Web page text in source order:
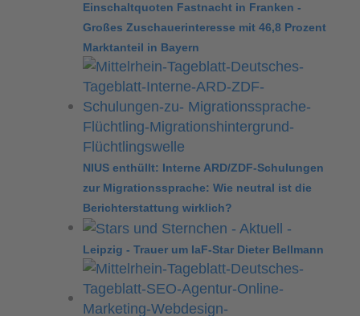
Einschaltquoten Fastnacht in Franken -
Großes Zuschauerinteresse mit 46,8 Prozent
Marktanteil in Bayern
NIUS enthüllt: Interne ARD/ZDF-Schulungen
zur Migrationssprache: Wie neutral ist die
Berichterstattung wirklich?
Leipzig - Trauer um IaF-Star Dieter Bellmann